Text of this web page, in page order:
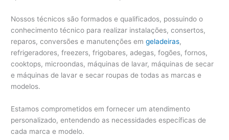
Nossos técnicos são formados e qualificados, possuindo o
conhecimento técnico para realizar instalações, consertos,
reparos, conversões e manutenções emgeladeiras,
refrigeradores, freezers, frigobares, adegas, fogões, fornos,
cooktops, microondas, máquinas de lavar, máquinas de secar
e máquinas de lavar e secar roupas de todas as marcas e
modelos.
Estamos comprometidos em fornecer um atendimento
personalizado, entendendo as necessidades específicas de
cada marca e modelo.